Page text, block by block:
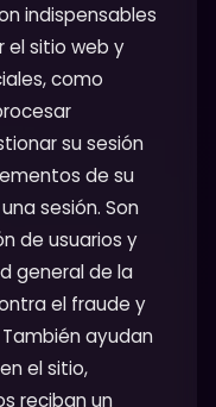
indispensables
el sitio web y
como
su sesión
de su
sesión. Son
de usuarios y
general de la
el fraude y
ayudan
el sitio,
reciban un